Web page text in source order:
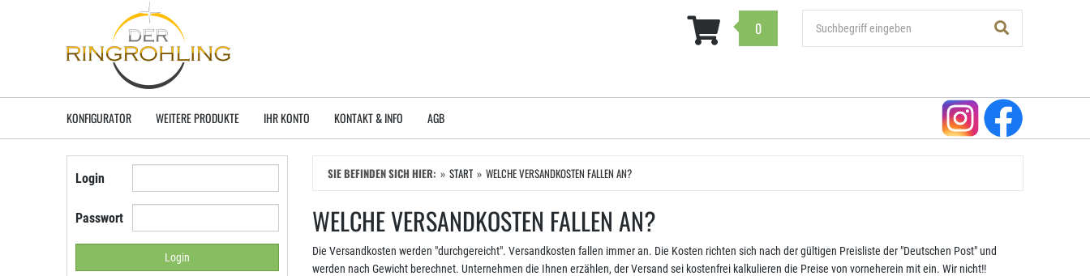
0
KONFIGURATOR WEITERE PRODUKTE IHR KONTO KONTAKT & INFO AGB
SIE BEFINDEN SICH HIER: START WELCHE VERSANDKOSTEN FALLEN AN?
WELCHE VERSANDKOSTEN FALLEN AN?
Die Versandkosten werden "durchgereicht". Versandkosten fallen immer an. Die Kosten richten sich nach der gültigen Preisliste der "Deutschen Post" und
werden nach Gewicht berechnet. Unternehmen die Ihnen erzählen, der Versand sei kostenfrei kalkulieren die Preise von vorneherein mit ein. Wir nicht!!
Login
Passwort